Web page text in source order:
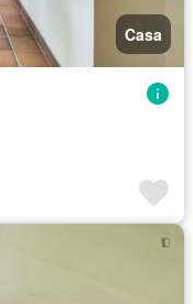
Casa